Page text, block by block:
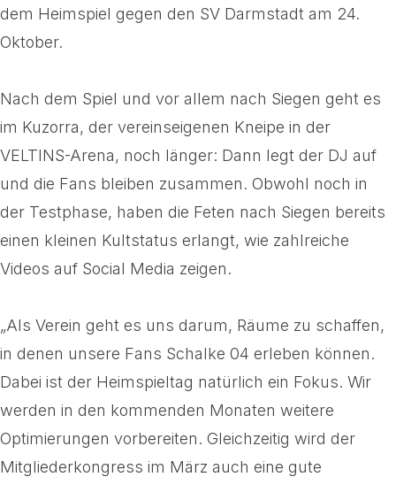
dem Heimspiel gegen den SV Darmstadt am 24.
Oktober.
Nach dem Spiel und vor allem nach Siegen geht es
im Kuzorra, der vereinseigenen Kneipe in der
VELTINS-Arena, noch länger: Dann legt der DJ auf
und die Fans bleiben zusammen. Obwohl noch in
der Testphase, haben die Feten nach Siegen bereits
einen kleinen Kultstatus erlangt, wie zahlreiche
Videos auf Social Media zeigen.
„Als Verein geht es uns darum, Räume zu schaffen,
in denen unsere Fans Schalke 04 erleben können.
Dabei ist der Heimspieltag natürlich ein Fokus. Wir
werden in den kommenden Monaten weitere
Optimierungen vorbereiten. Gleichzeitig wird der
Mitgliederkongress im März auch eine gute